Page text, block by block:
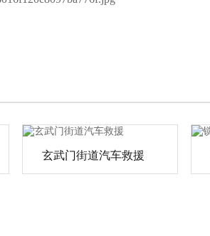
玄武门街道汽车救援